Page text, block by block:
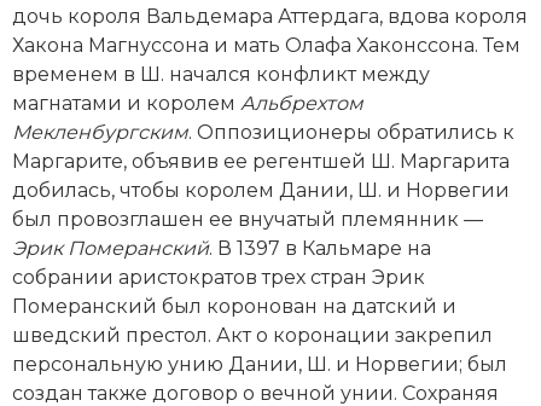
дочь короля Вальдемара Аттердага, вдова короля
Хакона Магнуссона и мать Олафа Хаконссона. Тем
временем в Ш. начался конфликт между
магнатами и королем Альбрехтом
Мекленбургским. Оппозиционеры обратились к
Маргарите, объявив ее регентшей Ш. Маргарита
добилась, чтобы королем Дании, Ш. и Норвегии
был провозглашен ее внучатый племянник —
Эрик Померанский. В 1397 в Кальмаре на
собрании аристократов трех стран Эрик
Померанский был коронован на датский и
шведский престол. Акт о коронации закрепил
персональную унию Дании, Ш. и Норвегии; был
создан также договор о вечной унии. Сохраняя